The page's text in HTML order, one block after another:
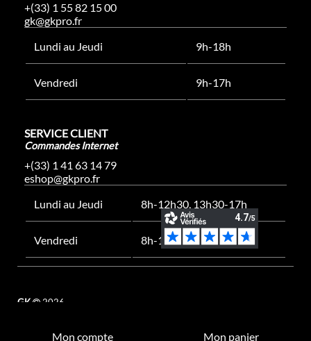
+(33) 1 55 82 15 00
gk@gkpro.fr
Lundi au Jeudi
9h-18h
Vendredi 9h-17h
SERVICE CLIENT
Commandes Internet
+(33) 1 41 63 14 79
eshop@gkpro.fr
Lundi au Jeudi
8h-12h30, 13h30-17h
Vendredi 8h-12h30, 13h30-16h
GK 2026
Mon compte Mon panier